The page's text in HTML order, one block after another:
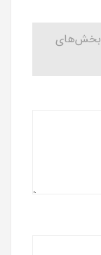
بخش‌های